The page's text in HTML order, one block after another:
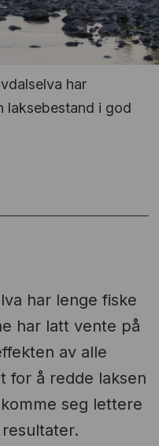
har
laksebestand i god
har lenge fiske
har latt vente på
av alle
for å redde laksen
seg lettere